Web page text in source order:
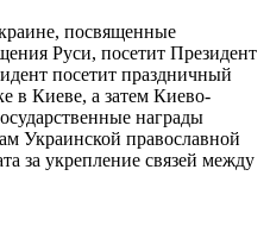
посвященные
Руси, посетит Президент
посетит праздничный
в Киеве, а затем Киево-
награды
Украинской православной
за укрепление связей между